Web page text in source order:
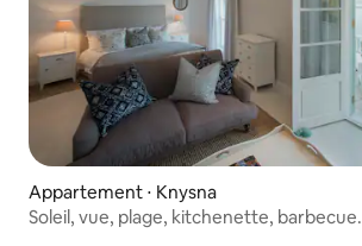
Appartement ⋅ Knysna
Soleil, vue, plage, kitchenette, barbecue.